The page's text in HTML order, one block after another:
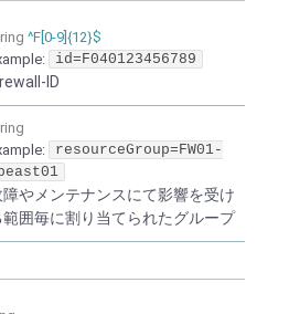
^F[0-9]{12}$
id=F040123456789
ID
resourceGroup=FW01-
障やメンテナンスにて影響を受け
範囲毎に割り当てられたグループ